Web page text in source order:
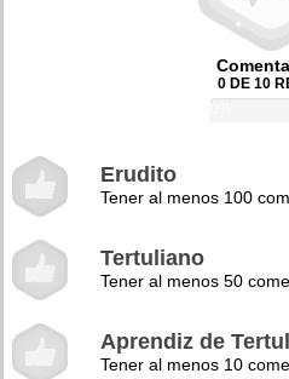
0 DE 10
Erudito
Tener al menos 100
Tertuliano
Tener al menos 50
Aprendiz de
Tener al menos 10